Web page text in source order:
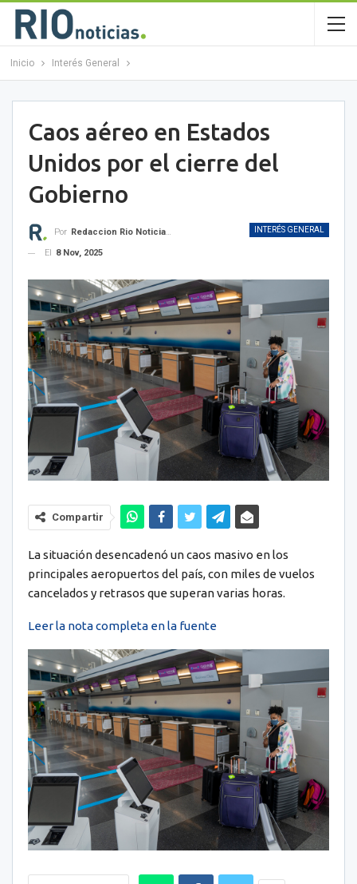
Inicio Interés General
Caos aéreo en Estados
Unidos por el cierre del
Gobierno
INTERÉS GENERAL
Por Redaccion Rio Noticias OK
El
8 Nov, 2025
Compartir
La situación desencadenó un caos masivo en los
principales aeropuertos del país, con miles de vuelos
cancelados y retrasos que superan varias horas.
Leer la nota completa en la fuente